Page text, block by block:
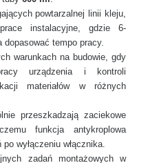
powtarzalnej linii kleju,
instalacyjne, gdzie 6-
dopasować tempo pracy.
warunkach na budowie, gdy
urządzenia i kontroli
materiałów w różnych
przeszkadzają zaciekowe
funkcja antykroplowa
wyłączeniu włącznika.
zadań montażowych w